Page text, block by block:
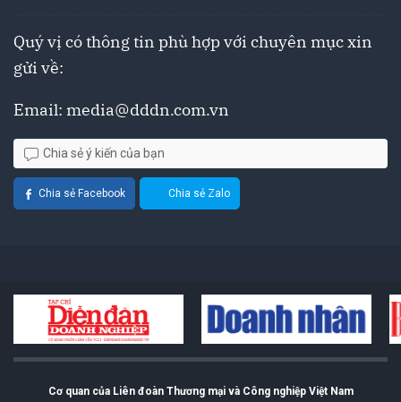
Quý vị có thông tin phù hợp với chuyên mục xin
gửi về:
Email: media@dddn.com.vn
Chia sẻ ý kiến của bạn
Chia sẻ Facebook Chia sẻ Zalo
Cơ quan của Liên đoàn Thương mại và Công nghiệp Việt Nam